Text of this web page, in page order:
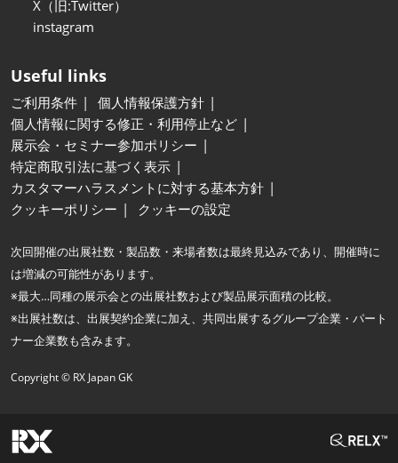
X（旧:Twitter）
instagram
Useful links
ご利用条件
個人情報保護方針
個人情報に関する修正・利用停止など
展示会・セミナー参加ポリシー
特定商取引法に基づく表示
カスタマーハラスメントに対する基本方針
クッキーポリシー
クッキーの設定
次回開催の出展社数・製品数・来場者数は最終見込みであり、開催時に
は増減の可能性があります。
※最大…同種の展示会との出展社数および製品展示面積の比較。
※出展社数は、出展契約企業に加え、共同出展するグループ企業・パート
ナー企業数も含みます。
Copyright © RX Japan GK